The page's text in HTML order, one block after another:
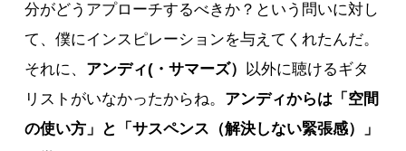
分がどうアプローチするべきか？という問いに対し
て、僕にインスピレーションを与えてくれたんだ。
それに、 アンディ(・サマーズ） 以外に聴けるギタ
リストがいなかったからね。 アンディからは「空間
の使い方」と「サスペンス（解決しない緊張感）」